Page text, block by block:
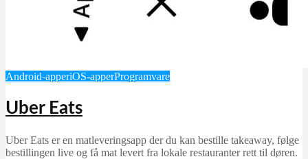
Android-apperiOS-apperProgramvare
Uber Eats
Uber Eats er en matleveringsapp der du kan bestille takeaway, følge
bestillingen live og få mat levert fra lokale restauranter rett til døren.